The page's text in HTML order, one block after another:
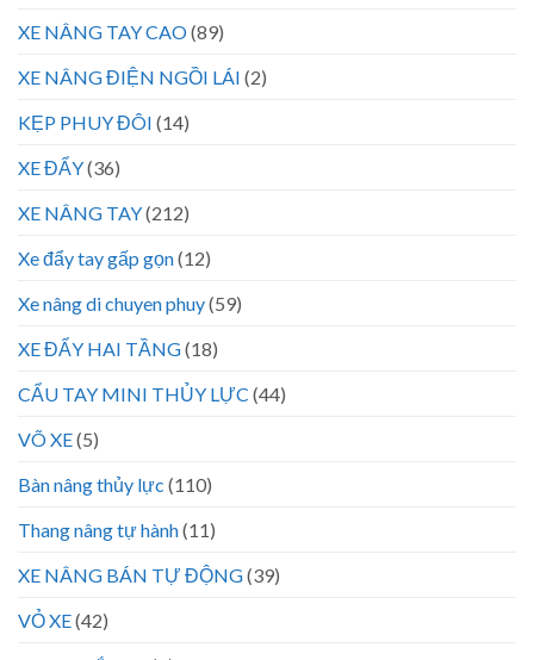
XE NÂNG TAY CAO(89)
XE NÂNG ĐIỆN NGỒI LÁI (2)
KẸP PHUY ĐÔI (14)
XE ĐẨY(36)
XE NÂNG TAY(212)
Xe đẩy tay gấp gọn(12)
Xe nâng di chuyen phuy(59)
XE ĐẨY HAI TẦNG(18)
CẨU TAY MINI THỦY LỰC (44)
VÕ XE(5)
Bàn nâng thủy lực (110)
Thang nâng tự hành(11)
XE NÂNG BÁN TỰ ĐỘNG(39)
VỎ XE(42)